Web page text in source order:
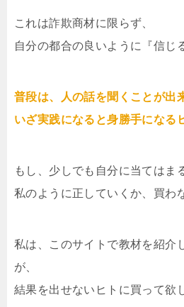
これは詐欺商材に限らず、
自分の都合の良いように『信じ
普段は、人の話を聞くことが出
いざ実践になると身勝手になる
もし、少しでも自分に当てはま
私のように正していくか、買わ
私は、このサイトで教材を紹介
が、
結果を出せないヒトに買って欲